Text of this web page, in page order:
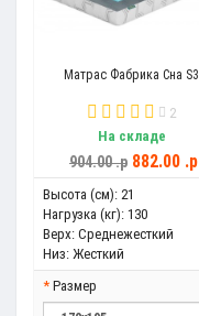
Матрас Фабрика Сна S3
2
На складе
904.00 .p 882.00 .p
Высота (см): 21
Нагрузка (кг): 130
Верх: Среднежесткий
Низ: Жесткий
Размер